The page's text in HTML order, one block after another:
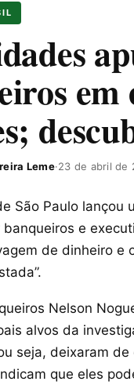
em
Leme·23 de abril de
São Paulo
e
de dinheiro e
Nelson
alvos da
seja, deixaram
que eles